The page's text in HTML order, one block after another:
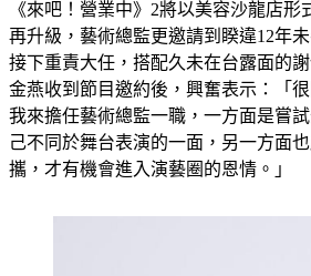
《來吧！營業中》2將以美容沙龍店
再升級，藝術總監更邀請到睽違12年
接下重責大任，搭配久未在台露面的
金燕收到節目邀約後，興奮表示：「
我來擔任藝術總監一職，一方面是嘗
己不同於舞台表演的一面，另一方面
攜，才有機會進入演藝圈的恩情。」